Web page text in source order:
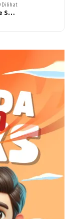
Dilihat
S…